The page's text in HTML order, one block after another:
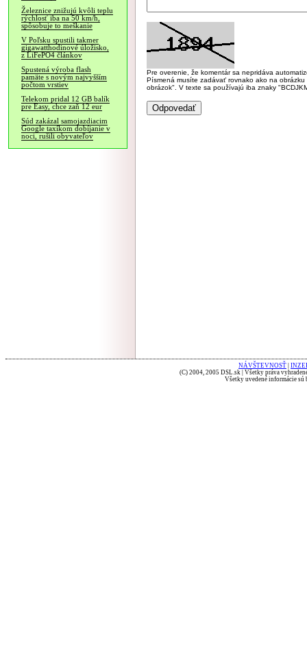
Železnice znižujú kvôli teplu
rýchlosť iba na 50 km/h,
spôsobuje to meškanie
V Poľsku spustili takmer
gigawatthodinové úložisko,
z LiFePO4 článkov
Spustená výroba flash
pamäte s novým najvyšším
počtom vrstiev
Telekom pridal 12 GB balík
pre Easy, chce zaň 12 eur
Súd zakázal samojazdiacim
Google taxíkom dobíjanie v
noci, rušili obyvateľov
Pre overenie, že komentár sa nepridáva
Písmená musíte zadávať rovnako ako na
obrázok". V texte sa používajú iba znaky
NÁVŠTEVNOSŤ
(C) 2004, 2005 DSL.sk | Všetky práva
Všetky uvedené informácie sú